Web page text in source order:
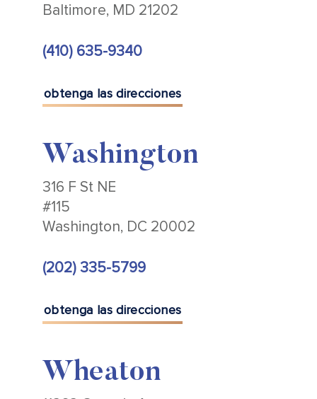
Baltimore, MD 21202
(410) 635-9340
obtenga las direcciones
Washington
316 F St NE
#115
Washington, DC 20002
(202) 335-5799
obtenga las direcciones
Wheaton